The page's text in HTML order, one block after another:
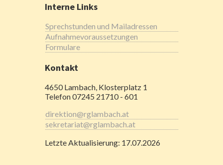
Interne Links
Sprechstunden und Mailadressen
Aufnahmevoraussetzungen
Formulare
Kontakt
4650 Lambach, Klosterplatz 1
Telefon 07245 21710 - 601
direktion@rglambach.at
sekretariat@rglambach.at
Letzte Aktualisierung: 17.07.2026